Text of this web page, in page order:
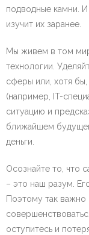
подводные камни.
изучит их заранее.
Мы живем в том
технологии.
сферы или, хотя
(например, IT-
ситуацию и
ближайшем
деньги.
Осознайте то, что
– это наш разум.
Поэтому так важно
оступитесь и